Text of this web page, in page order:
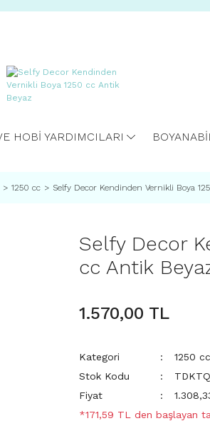
HOBİ YARDIMCILARI
1250 cc Selfy Decor Kendinden Vernikli Boya
Selfy Decor
cc Antik
1.570,00 TL
Kategori
1250 cc
Stok Kodu
Fiyat
*171,59 TL den başlayan